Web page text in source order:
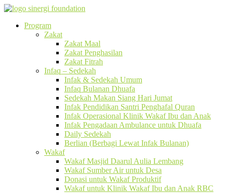
Program
Zakat
Zakat Maal
Zakat Penghasilan
Zakat Fitrah
Infaq – Sedekah
Infak & Sedekah Umum
Infaq Bulanan Dhuafa
Sedekah Makan Siang Hari Jumat
Infak Pendidikan Santri Penghafal Quran
Infak Operasional Klinik Wakaf Ibu dan Anak
Infak Pengadaan Ambulance untuk Dhuafa
Daily Sedekah
Berlian (Berbagi Lewat Infak Bulanan)
Wakaf
Wakaf Masjid Daarul Aulia Lembang
Wakaf Sumber Air untuk Desa
Donasi untuk Wakaf Produktif
Wakaf untuk Klinik Wakaf Ibu dan Anak RBC